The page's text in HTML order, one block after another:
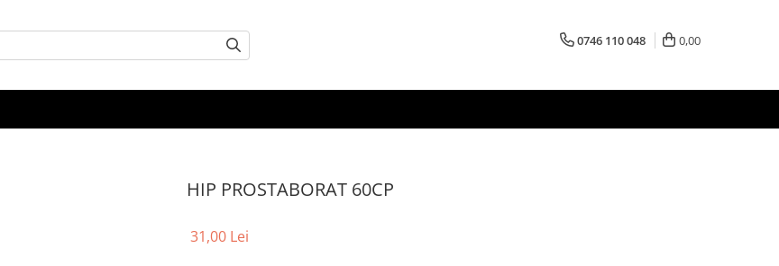
0746 110 048 0,00
HIP PROSTABORAT 60CP
31,00 Lei